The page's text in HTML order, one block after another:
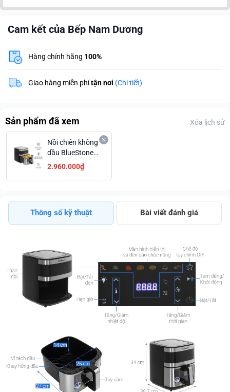
Cam kết của Bếp Nam Dương
Hàng chính hãng 100%
Giao hàng miễn phítận nơi (Chi tiết)
Sản phẩm đã xem Xóa lịch sử
Nồi chiên không
dầu BlueStone
AFB-5886 9 lít
2.960.000₫
Thông số kỹ thuật Bài viết đánh giá